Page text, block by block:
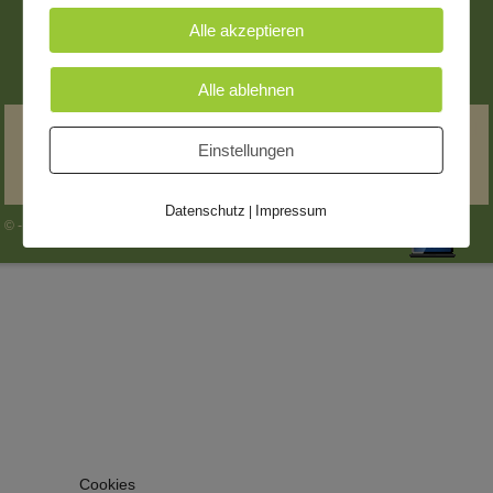
Hospiz Wolfen e.V. * OT Wolfen * Straße der Jugend
16 * 06766 Bitterfeld-Wolfen * E-Mail: info@Hospiz-
© - 2026 Hospiz Wolfen -
Cookies
Alle akzeptieren
Alle ablehnen
Einstellungen
Datenschutz Impressum